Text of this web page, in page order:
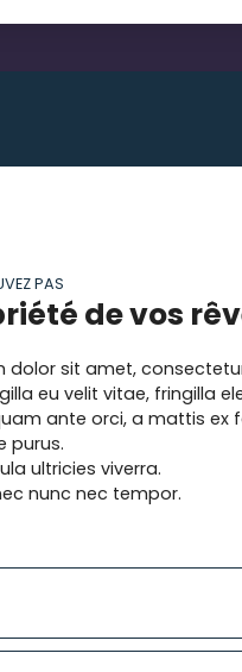
cuisine aménagée et
Pour compléter
la piste cyclable du Canal
est à 2 minutes, et dès
seront accessibles en
La cerise sur le
immédiate. Nos
REELLES et donc NON
PAS
de vos
dolor sit amet,
eu velit vitae, fringilla
ante orci, a mattis ex
purus.
ultricies viverra.
nunc nec tempor.